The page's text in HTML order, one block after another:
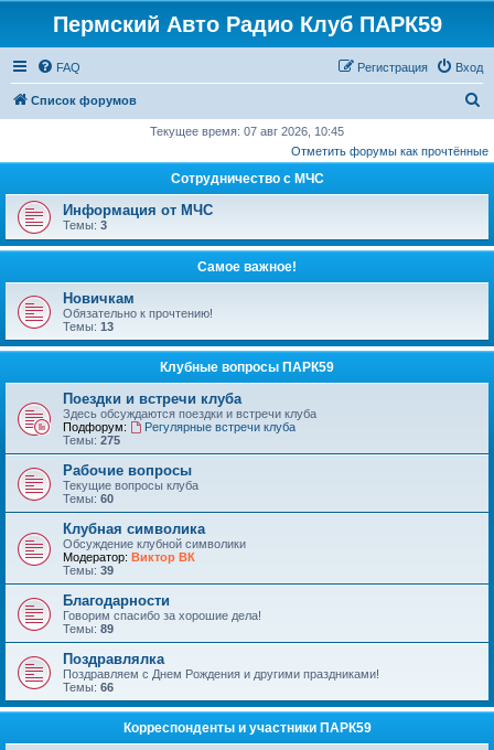
Пермский Авто Радио Клуб ПАРК59
FAQ Вход
Регистрация
Список форумов
и
Текущее время: 07 авг 2026, 10:45
Отметить форумы как прочтённые
Сотрудничество с МЧС
Информация от МЧС
Темы: 3
Самое важное!
Новичкам
Обязательно к прочтению!
Темы: 13
Клубные вопросы ПАРК59
Поездки и встречи клуба
Здесь обсуждаются поездки и встречи клуба
Подфорум:
Регулярные встречи клуба
Темы: 275
Рабочие вопросы
Текущие вопросы клуба
Темы: 60
Клубная символика
Обсуждение клубной символики
Модератор: Виктор ВК
Темы: 39
Благодарности
Говорим спасибо за хорошие дела!
Темы: 89
Поздравлялка
Поздравляем с Днем Рождения и другими праздниками!
Темы: 66
Корреспонденты и участники ПАРК59